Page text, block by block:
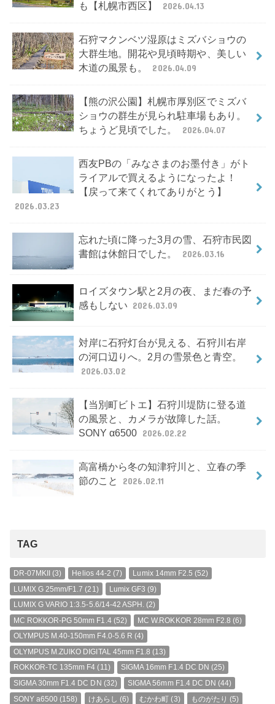
も【札幌市西区】
2026.04.13
石狩マクンベツ湿原はミズバショウの
大群生地。開花や見頃時期や、美しい
木道の風景も。
2026.04.09
【熊の沢公園】札幌市厚別区でミズバ
ショウの群生が見られ駐車場もあり。
ちょうど見頃でした。
2026.04.07
西友PBの「みなさまのお墨付き」がト
ライアルで買えるようになったよ！
【戻って来てくれてありがとう】
2026.03.23
忘れた頃に降った3月の雪、石狩市民図
書館は休館日でした。
2026.03.16
ロイズタウン駅と2月の夜、まだ春の予
感もしない 2026.03.09
対岸に石狩灯台が見える、石狩川右岸
の河口辺りへ。2月の雪景色と青空。
2026.03.02
【当別町ビトエ】石狩川堤防に登る道
の風景と、カメラが故障した話。
SONY α6500 2026.02.22
高富橋から冬の知津狩川と、立春の季
節のこと
2026.02.11
TAG
DR-07MKII (3) Helios 44-2 (7) Lumix 14mm F2.5 (52)
LUMIX G 25mm/F1.7 (21) Lumix GF3 (9)
LUMIX G VARIO 1:3.5-5.6/14-42 ASPH. (2)
MC ROKKOR-PG 50mm F1.4(52) MC W.ROKKOR 28mm F2.8 (6)
OLYMPUS M.40-150mm F4.0-5.6 R (4)
OLYMPUS M.ZUIKO DIGITAL 45mm F1.8 (13)
ROKKOR-TC 135mm F4 (11) SIGMA 16mm F1.4 DC DN (25)
SIGMA 30mm F1.4 DC DN (32) SIGMA 56mm F1.4 DC DN (44)
SONY a6500 (158) けあらし (6) むかわ町 (3) ものがたり (5)